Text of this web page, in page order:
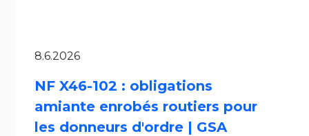
8.6.2026
NF X46-102 : obligations
amiante enrobés routiers pour
les donneurs d'ordre | GSA